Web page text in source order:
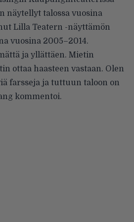
näytellyt talossa vuosina
Lilla Teatern -näyttämön
vuosina 2005–2014.
ja yllättäen. Mietin
ottaa haasteen vastaan. Olen
farsseja ja tuttuun taloon on
kommentoi.